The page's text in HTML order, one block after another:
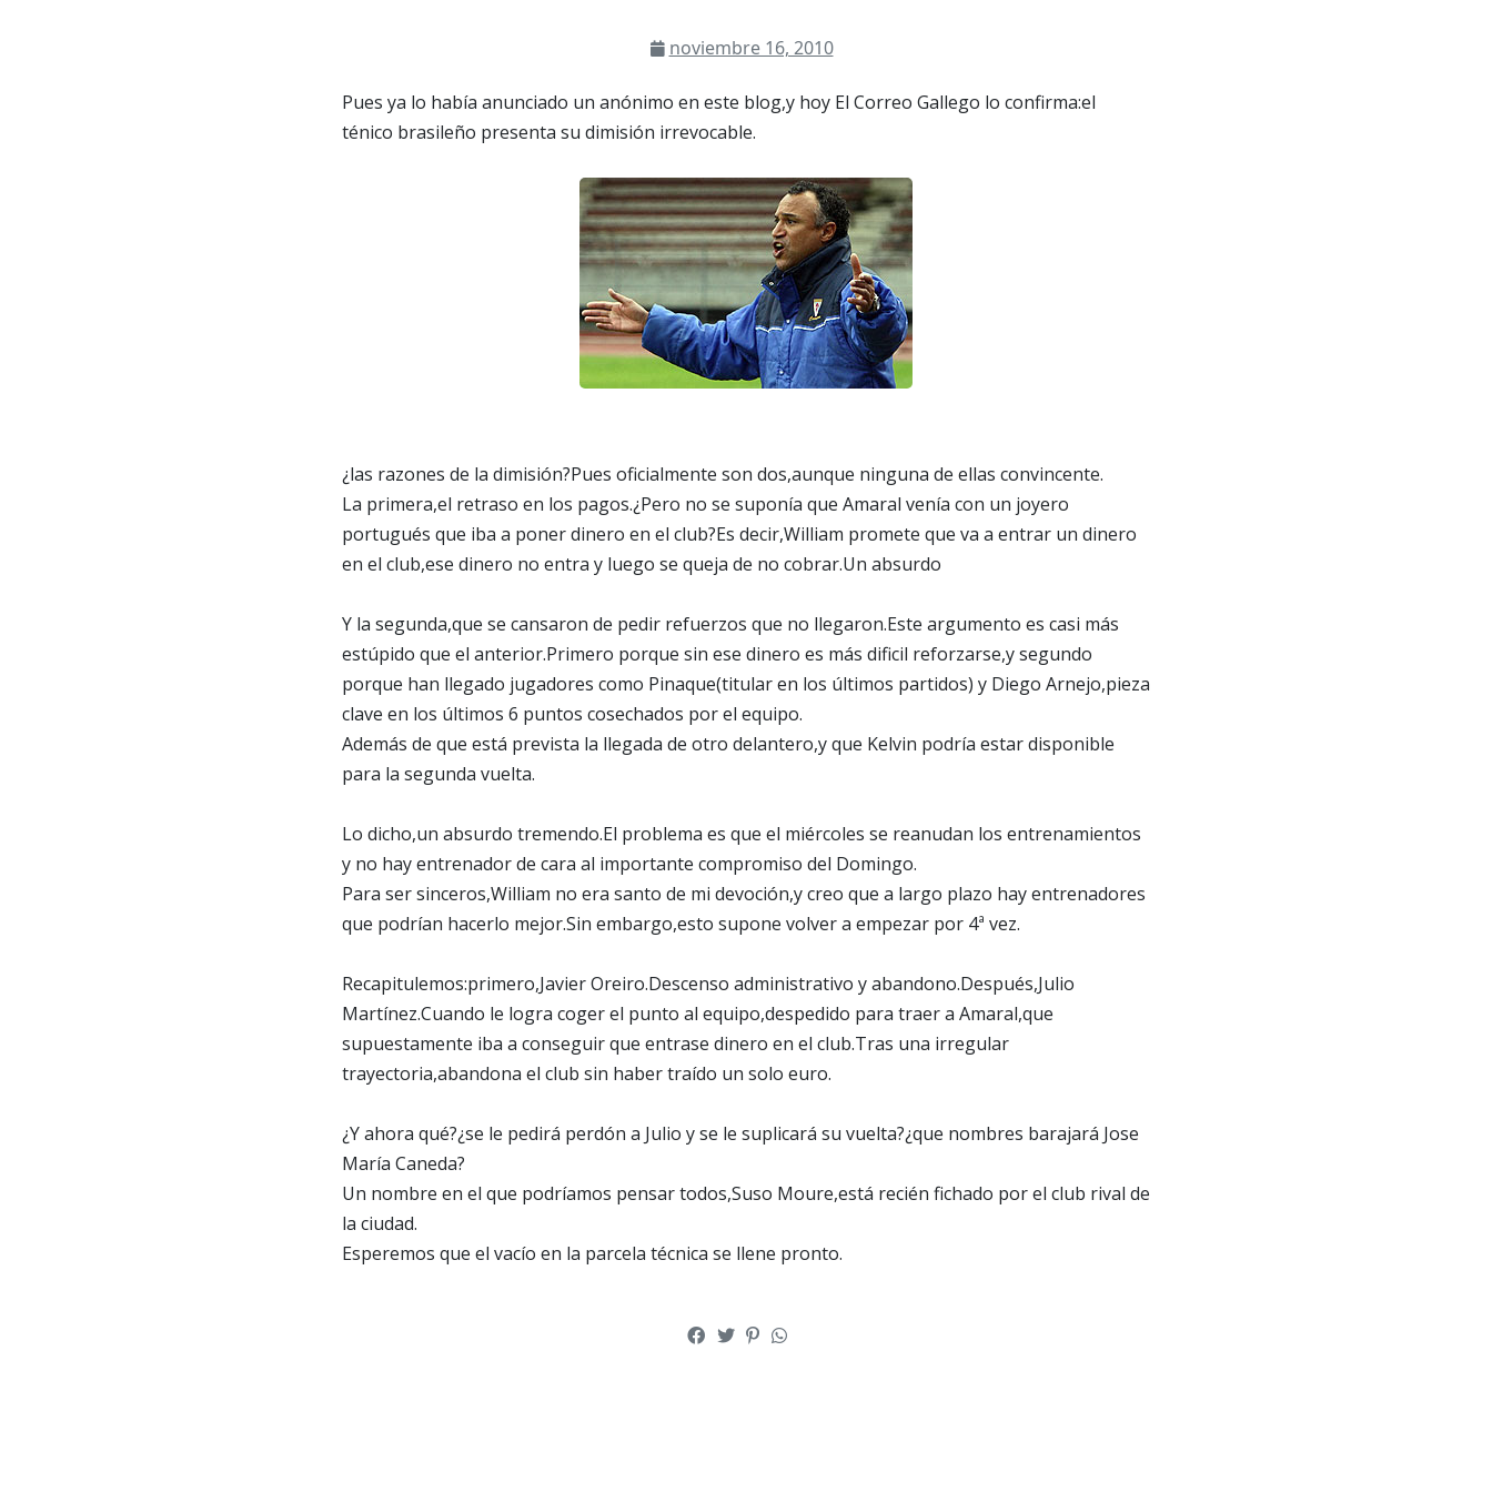
noviembre 16, 2010
Pues ya lo había anunciado un anónimo en este blog,y hoy El Correo Gallego lo confirma:el
ténico brasileño presenta su dimisión irrevocable.
¿las razones de la dimisión?Pues oficialmente son dos,aunque ninguna de ellas convincente.
La primera,el retraso en los pagos.¿Pero no se suponía que Amaral venía con un joyero
portugués que iba a poner dinero en el club?Es decir,William promete que va a entrar un dinero
en el club,ese dinero no entra y luego se queja de no cobrar.Un absurdo
Y la segunda,que se cansaron de pedir refuerzos que no llegaron.Este argumento es casi más
estúpido que el anterior.Primero porque sin ese dinero es más dificil reforzarse,y segundo
porque han llegado jugadores como Pinaque(titular en los últimos partidos) y Diego Arnejo,pieza
clave en los últimos 6 puntos cosechados por el equipo.
Además de que está prevista la llegada de otro delantero,y que Kelvin podría estar disponible
para la segunda vuelta.
Lo dicho,un absurdo tremendo.El problema es que el miércoles se reanudan los entrenamientos
y no hay entrenador de cara al importante compromiso del Domingo.
Para ser sinceros,William no era santo de mi devoción,y creo que a largo plazo hay entrenadores
que podrían hacerlo mejor.Sin embargo,esto supone volver a empezar por 4ª vez.
Recapitulemos:primero,Javier Oreiro.Descenso administrativo y abandono.Después,Julio
Martínez.Cuando le logra coger el punto al equipo,despedido para traer a Amaral,que
supuestamente iba a conseguir que entrase dinero en el club.Tras una irregular
trayectoria,abandona el club sin haber traído un solo euro.
¿Y ahora qué?¿se le pedirá perdón a Julio y se le suplicará su vuelta?¿que nombres barajará Jose
María Caneda?
Un nombre en el que podríamos pensar todos,Suso Moure,está recién fichado por el club rival de
la ciudad.
Esperemos que el vacío en la parcela técnica se llene pronto.